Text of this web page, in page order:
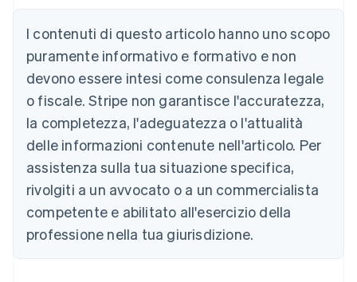
I contenuti di questo articolo hanno uno scopo
puramente informativo e formativo e non
devono essere intesi come consulenza legale
o fiscale. Stripe non garantisce l'accuratezza,
la completezza, l'adeguatezza o l'attualità
delle informazioni contenute nell'articolo. Per
assistenza sulla tua situazione specifica,
rivolgiti a un avvocato o a un commercialista
competente e abilitato all'esercizio della
professione nella tua giurisdizione.
English
Austria
Deutsch
Belgio
NederlandsFrançais DeutschEnglish
Brasile
Bulgaria
English